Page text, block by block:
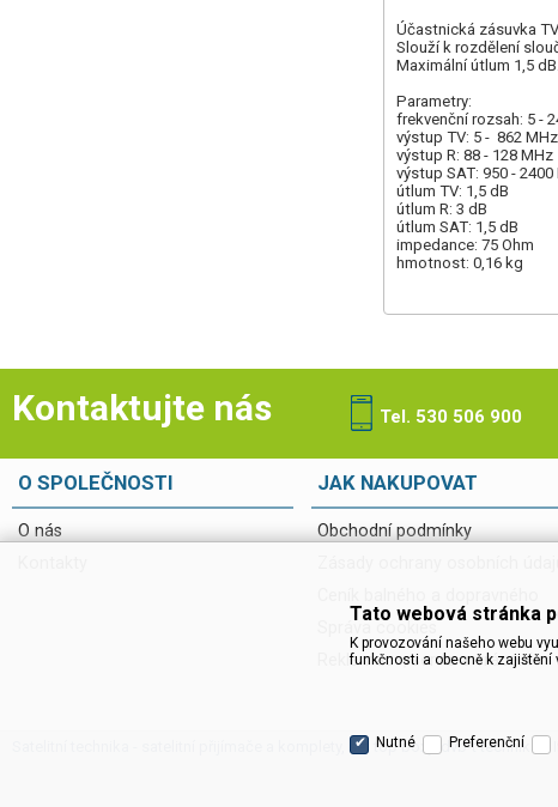
Účastnická zásuvka
Slouží k rozdělení
Maximální útlum 1,5
Parametry:
frekvenční rozsah: 5 -
výstup TV: 5 - 862 MHz
výstup R: 88 - 128 MHz
výstup SAT: 950 - 2400
útlum TV: 1,5 dB
útlum R: 3 dB
útlum SAT: 1,5 dB
impedance: 75 Ohm
hmotnost: 0,16 kg
Kontaktujte nás Tel. 530 506 900
O SPOLEČNOSTI
O nás
JAK NAKUPOVAT
Obchodní podmínky
Reklamace, servis a vrácení
Satelitní technika - satelitní přijímače a komplety, set top boxy, dvb-t technika ::
Tato webová stránka
K provozování našeho webu
funkčnosti a obecně k
Nutné Preferenční